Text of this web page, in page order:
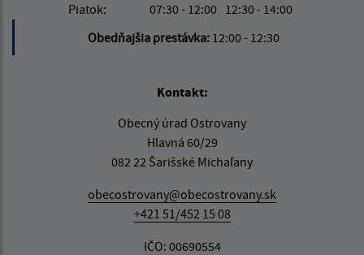
Piatok:
07:30 - 12:00 12:30 - 14:00
Obedňajšia prestávka: 12:00 - 12:30
Kontakt:
Obecný úrad Ostrovany
Hlavná 60/29
082 22 Šarišské Michaľany
obecostrovany@obecostrovany.sk
+421 51/452 15 08
IČO: 00690554